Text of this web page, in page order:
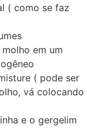
( como se faz
em um
( pode ser
vá colocando
e o gergelim